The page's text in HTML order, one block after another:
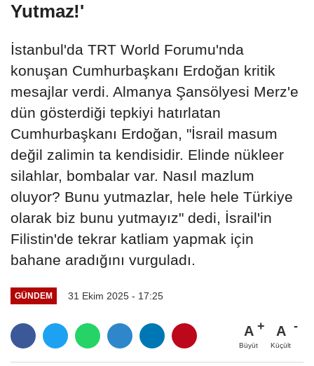
Yutmaz!'
İstanbul'da TRT World Forumu'nda
konuşan Cumhurbaşkanı Erdoğan kritik
mesajlar verdi. Almanya Şansölyesi Merz'e
dün gösterdiği tepkiyi hatırlatan
Cumhurbaşkanı Erdoğan, "İsrail masum
değil zalimin ta kendisidir. Elinde nükleer
silahlar, bombalar var. Nasıl mazlum
oluyor? Bunu yutmazlar, hele hele Türkiye
olarak biz bunu yutmayız" dedi, İsrail'in
Filistin'de tekrar katliam yapmak için
bahane aradığını vurguladı.
GÜNDEM 31 Ekim 2025 - 17:25
A
Büyüt
A
Küçült